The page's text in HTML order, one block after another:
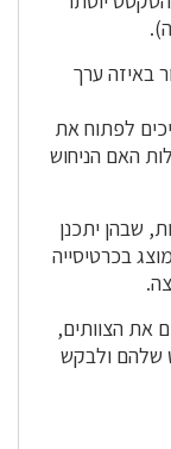
באיזה ערך
לפתוח את
האם הניחוש
שבהן יתכנן
בכרטיסייה
את הצוותים,
שלהם ולבקש